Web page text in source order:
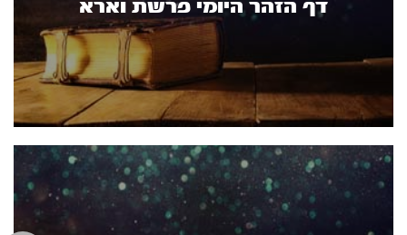
דף הזהר היומי פרשת וארא